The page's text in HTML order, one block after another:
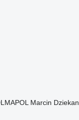
Marcin Dziekan